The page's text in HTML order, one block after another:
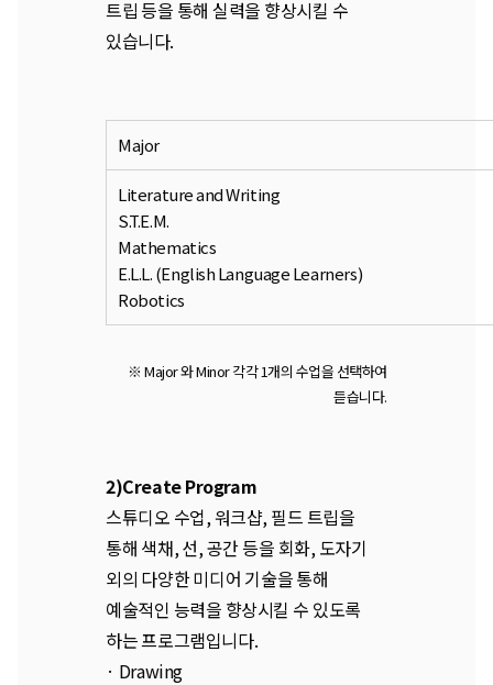
트립 등을 통해 실력을 향상시킬 수
있습니다.
Major
Literature and Writing
S.T.E.M.
Mathematics
E.L.L. (English Language Learners)
Robotics
※ Major 와 Minor 각각 1개의 수업을 선택하여
듣습니다.
2)Create Program
스튜디오 수업, 워크샵, 필드 트립을
통해 색채, 선, 공간 등을 회화, 도자기
외의 다양한 미디어 기술을 통해
예술적인 능력을 향상시킬 수 있도록
하는 프로그램입니다.
· Drawing